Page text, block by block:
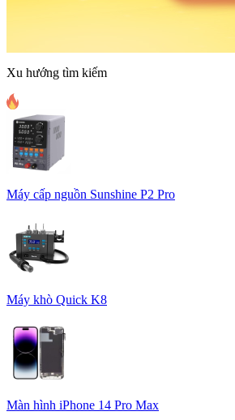
Xu hướng tìm kiếm
Máy cấp nguồn Sunshine P2 Pro
Máy khò Quick K8
Màn hình iPhone 14 Pro Max